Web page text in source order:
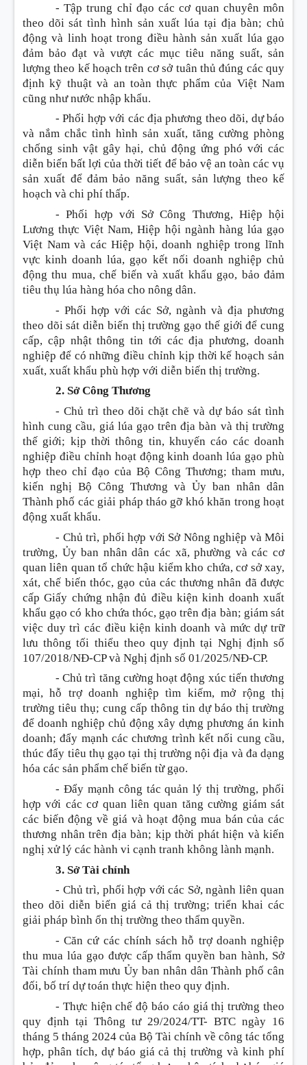
- Tập trung chỉ đạo các cơ quan chuyên môn
theo dõi sát tình hình sản xuất lúa tại địa bàn; chủ
động và linh hoạt trong điều hành sản xuất lúa gạo
đảm bảo đạt và vượt các mục tiêu năng suất, sản
lượng theo kế hoạch trên cơ sở tuân thủ đúng các quy
định kỹ thuật và an toàn thực phẩm của Việt Nam
cũng như nước nhập khẩu.
- Phối hợp với các địa phương theo dõi, dự báo
và nắm chắc tình hình sản xuất, tăng cường phòng
chống sinh vật gây hại, chủ động ứng phó với các
diễn biến bất lợi của thời tiết để bảo vệ an toàn các vụ
sản xuất để đảm bảo năng suất, sản lượng theo kế
hoạch và chi phí thấp.
- Phối hợp với Sở Công Thương, Hiệp hội
Lương thực Việt Nam, Hiệp hội ngành hàng lúa gạo
Việt Nam và các Hiệp hội, doanh nghiệp trong lĩnh
vực kinh doanh lúa, gạo kết nối doanh nghiệp chủ
động thu mua, chế biến và xuất khẩu gạo, bảo đảm
tiêu thụ lúa hàng hóa cho nông dân.
- Phối hợp với các Sở, ngành và địa phương
theo dõi sát diễn biến thị trường gạo thế giới để cung
cấp, cập nhật thông tin tới các địa phương, doanh
nghiệp để có những điều chỉnh kịp thời kế hoạch sản
xuất, xuất khẩu phù hợp với diễn biến thị trường.
2. Sở Công Thương
- Chủ trì theo dõi chặt chẽ và dự báo sát tình
hình cung cầu, giá lúa gạo trên địa bàn và thị trường
thế giới; kịp thời thông tin, khuyến cáo các doanh
nghiệp điều chỉnh hoạt động kinh doanh lúa gạo phù
hợp theo chỉ đạo của Bộ Công Thương; tham mưu,
kiến nghị Bộ Công Thương và Ủy ban nhân dân
Thành phố các giải pháp tháo gỡ khó khăn trong hoạt
động xuất khẩu.
- Chủ trì, phối hợp với Sở Nông nghiệp và Môi
trường, Ủy ban nhân dân các xã, phường và các cơ
quan liên quan tổ chức hậu kiểm kho chứa, cơ sở xay,
xát, chế biến thóc, gạo của các thương nhân đã được
cấp Giấy chứng nhận đủ điều kiện kinh doanh xuất
khẩu gạo có kho chứa thóc, gạo trên địa bàn; giám sát
việc duy trì các điều kiện kinh doanh và mức dự trữ
lưu thông tối thiểu theo quy định tại Nghị định số
107/2018/NĐ-CP và Nghị định số 01/2025/NĐ-CP.
- Chủ trì tăng cường hoạt động xúc tiến thương
mại, hỗ trợ doanh nghiệp tìm kiếm, mở rộng thị
trường tiêu thụ; cung cấp thông tin dự báo thị trường
để doanh nghiệp chủ động xây dựng phương án kinh
doanh; đẩy mạnh các chương trình kết nối cung cầu,
thúc đẩy tiêu thụ gạo tại thị trường nội địa và đa dạng
hóa các sản phẩm chế biến từ gạo.
- Đẩy mạnh công tác quản lý thị trường, phối
hợp với các cơ quan liên quan tăng cường giám sát
các biến động về giá và hoạt động mua bán của các
thương nhân trên địa bàn; kịp thời phát hiện và kiến
nghị xử lý các hành vi cạnh tranh không lành mạnh.
3. Sở Tài chính
- Chủ trì, phối hợp với các Sở, ngành liên quan
theo dõi diễn biến giá cả thị trường; triển khai các
giải pháp bình ổn thị trường theo thẩm quyền.
- Căn cứ các chính sách hỗ trợ doanh nghiệp
thu mua lúa gạo được cấp thẩm quyền ban hành, Sở
Tài chính tham mưu Ủy ban nhân dân Thành phố cân
đối, bố trí dự toán thực hiện theo quy định.
- Thực hiện chế độ báo cáo giá thị trường theo
quy định tại Thông tư 29/2024/TT- BTC ngày 16
tháng 5 tháng 2024 của Bộ Tài chính về công tác tổng
hợp, phân tích, dự báo giá cả thị trường và kinh phí